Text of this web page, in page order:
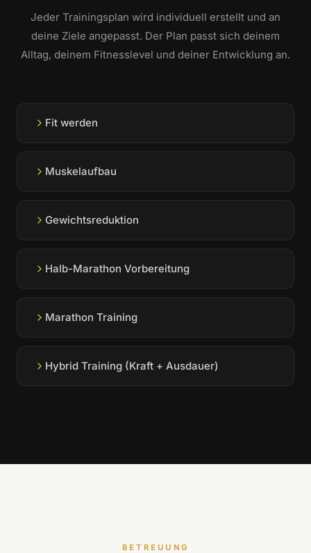
Jeder Trainingsplan wird individuell erstellt und an
deine Ziele angepasst. Der Plan passt sich deinem
Alltag, deinem Fitnesslevel und deiner Entwicklung an.
Fit werden
Muskelaufbau
Gewichtsreduktion
Halb-Marathon Vorbereitung
Marathon Training
Hybrid Training (Kraft + Ausdauer)
BETREUUNG